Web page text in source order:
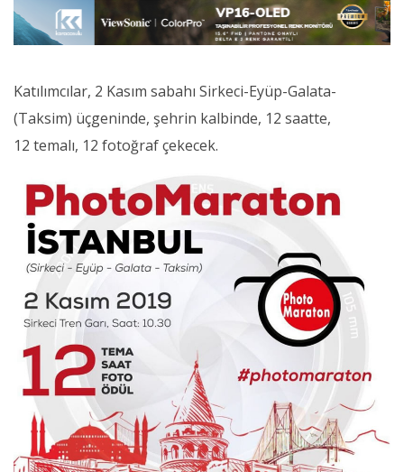
Katılımcılar, 2 Kasım sabahı Sirkeci-Eyüp-Galata-
(Taksim) üçgeninde, şehrin kalbinde, 12 saatte,
12 temalı, 12 fotoğraf çekecek.